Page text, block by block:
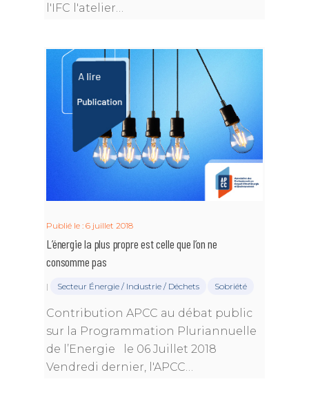
l'IFC l'atelier…
Publié le : 6 juillet 2018
L’énergie la plus propre est celle que l’on ne
consomme pas
| Secteur Énergie / Industrie / Déchets Sobriété
Contribution APCC au débat public
sur la Programmation Pluriannuelle
de l’Energie le 06 Juillet 2018
Vendredi dernier, l'APCC…